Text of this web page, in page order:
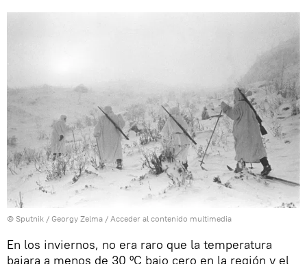
© Sputnik / Georgy Zelma / Acceder al contenido multimedia
En los inviernos, no era raro que la temperatura
bajara a menos de 30 ºC bajo cero en la región y el